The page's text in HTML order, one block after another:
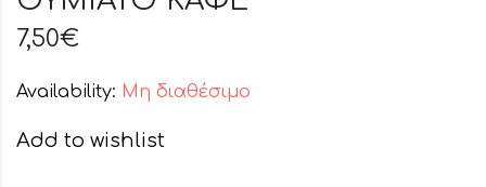
7,50€
Availability: Μη διαθέσιμο
Add to wishlist